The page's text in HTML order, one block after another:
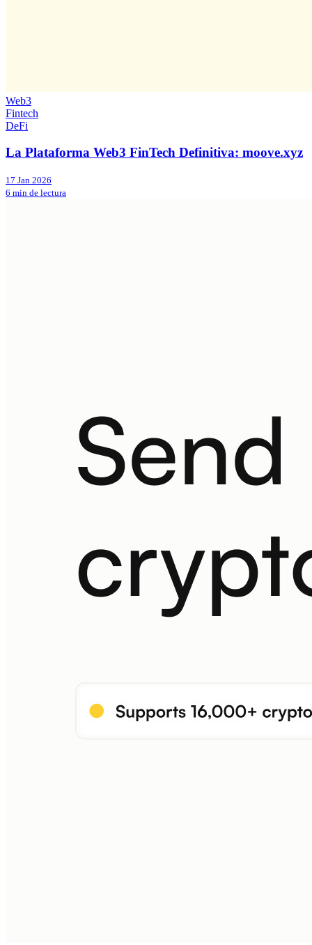
Web3
Fintech
DeFi
La Plataforma Web3 FinTech Definitiva: moove.xyz
17 Jan 2026
6 min de lectura